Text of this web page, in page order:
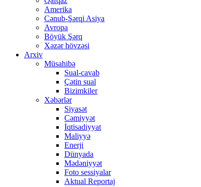
Amerika
Cənub-Şərqi Asiya
Avropa
Böyük Şərq
Xəzər hövzəsi
Arxiv
Müsahibə
Sual-cavab
Çətin sual
Bizimkiler
Xəbərlər
Siyasət
Cəmiyyət
İqtisadiyyat
Maliyyə
Enerji
Dünyada
Mədəniyyət
Foto sessiyalar
Aktual Reportaj